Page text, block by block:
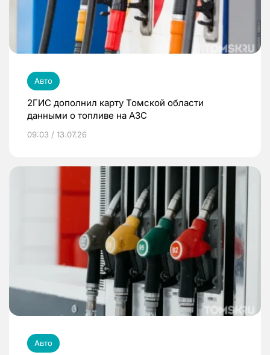
Авто
2ГИС дополнил карту Томской области
данными о топливе на АЗС
09:03 / 13.07.26
Авто